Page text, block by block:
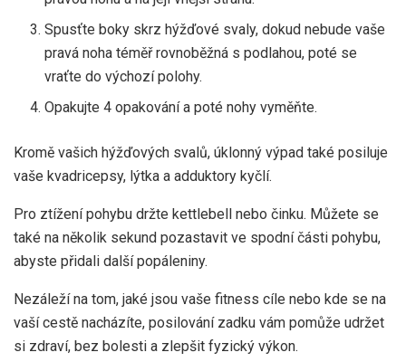
Spusťte boky skrz hýžďové svaly, dokud nebude vaše
pravá noha téměř rovnoběžná s podlahou, poté se
vraťte do výchozí polohy.
Opakujte 4 opakování a poté nohy vyměňte.
Kromě vašich hýžďových svalů, úklonný výpad také posiluje
vaše kvadricepsy, lýtka a adduktory kyčlí.
Pro ztížení pohybu držte kettlebell nebo činku. Můžete se
také na několik sekund pozastavit ve spodní části pohybu,
abyste přidali další popáleniny.
Nezáleží na tom, jaké jsou vaše fitness cíle nebo kde se na
vaší cestě nacházíte, posilování zadku vám pomůže udržet
si zdraví, bez bolesti a zlepšit fyzický výkon.